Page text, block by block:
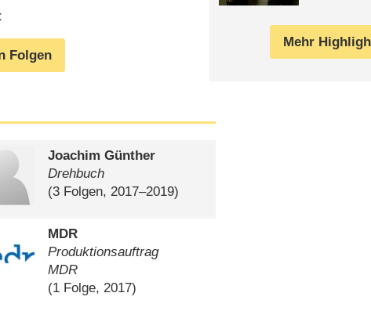
Folgen
Joachim Günther
Drehbuch
(3 Folgen, 2017⁠–⁠2019)
MDR
Produktionsauftrag
MDR
(1 Folge, 2017)
Mehr